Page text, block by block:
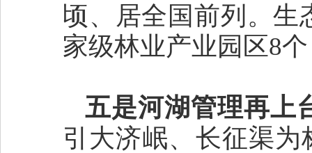
顷、居全国前列。生
家级林业产业园区8
五是河湖管理再上
引大济岷、长征渠为